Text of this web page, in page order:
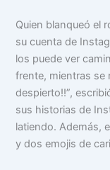
Quien blanqueó el
su cuenta de
los puede ver
frente, mientras se
despierto!!”,
sus historias de
latiendo. Además,
y dos emojis de